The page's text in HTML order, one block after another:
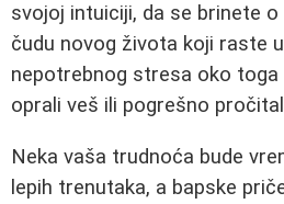
svojoj intuiciji, da se brinete
čudu novog života koji raste
nepotrebnog stresa oko
oprali veš ili pogrešno
Neka vaša trudnoća bude
lepih trenutaka, a bapske